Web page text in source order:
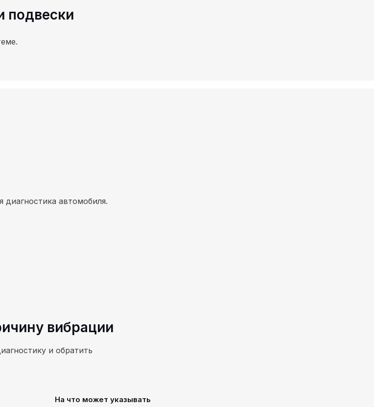
подвески
автомобиля.
вибрации
и обратить
На что может указывать